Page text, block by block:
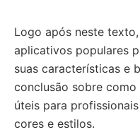
Logo após neste
aplicativos populares
suas características e
conclusão sobre
úteis para
cores e estilos.